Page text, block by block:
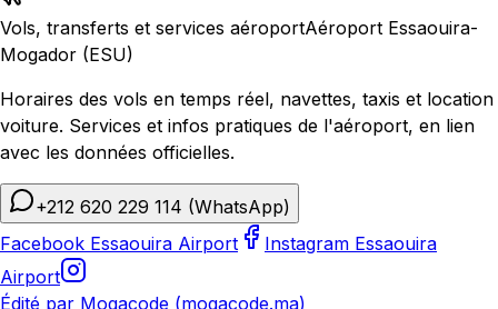
Vols, transferts et services aéroportAéroport Essaouira-
Mogador (ESU)
Horaires des vols en temps réel, navettes, taxis et location
voiture. Services et infos pratiques de l'aéroport, en lien
avec les données officielles.
+212 620 229 114 (WhatsApp)
Facebook Essaouira Airport
Instagram Essaouira
Airport
Édité par Mogacode (mogacode.ma)